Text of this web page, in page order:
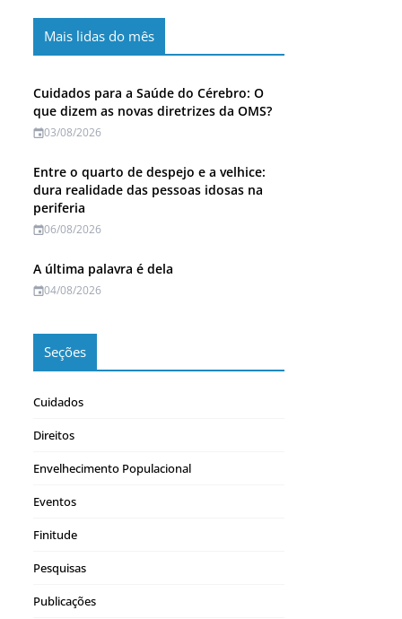
Mais lidas do mês
Cuidados para a Saúde do Cérebro: O
que dizem as novas diretrizes da OMS?
03/08/2026
Entre o quarto de despejo e a velhice:
dura realidade das pessoas idosas na
periferia
06/08/2026
A última palavra é dela
04/08/2026
Seções
Cuidados
Direitos
Envelhecimento Populacional
Eventos
Finitude
Pesquisas
Publicações